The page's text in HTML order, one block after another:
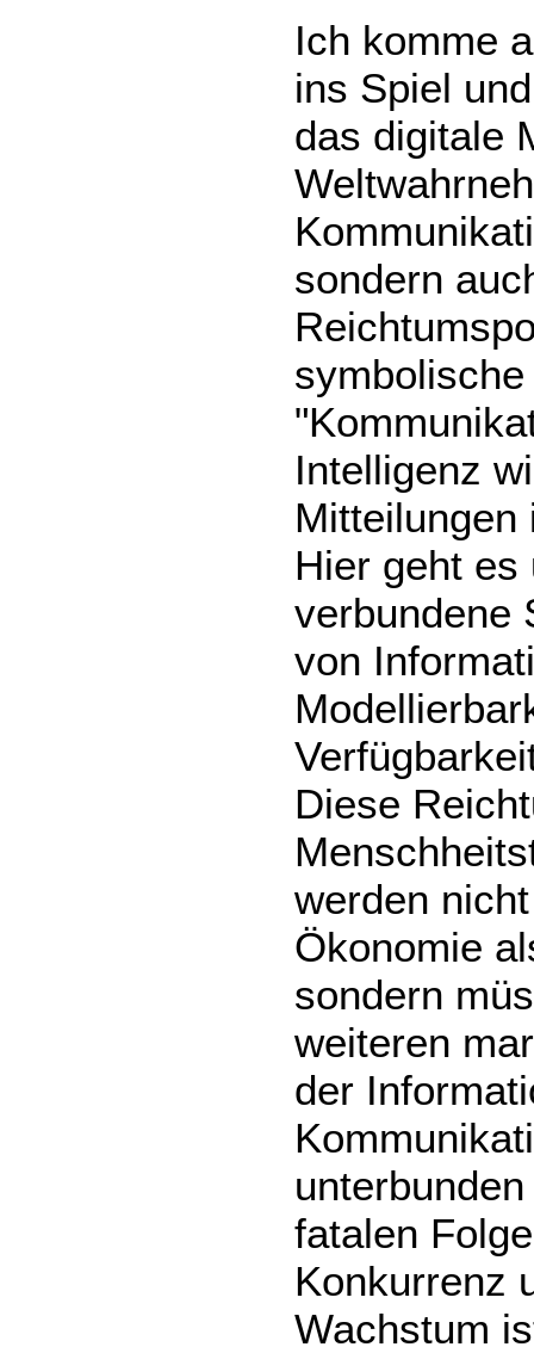
Ich komme
ins Spiel
das digitale
sondern
Intelligenz
Mitteilungen
Hier geht
verbundene
von
Diese
werden
Ökonomie
sondern
weiteren
der
fatalen
Konkurrenz
Wachstum